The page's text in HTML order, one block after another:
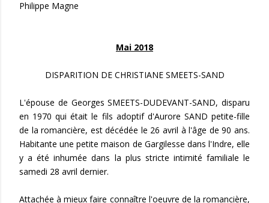
Philippe Magne
Mai 2018
DISPARITION DE CHRISTIANE SMEETS-SAND
L'épouse de Georges SMEETS-DUDEVANT-SAND, disparu
en 1970 qui était le fils adoptif d'Aurore SAND petite-fille
de la romancière, est décédée le 26 avril à l'âge de 90 ans.
Habitante une petite maison de Gargilesse dans l'Indre, elle
y a été inhumée dans la plus stricte intimité familiale le
samedi 28 avril dernier.
Attachée à mieux faire connaître l'oeuvre de la romancière,